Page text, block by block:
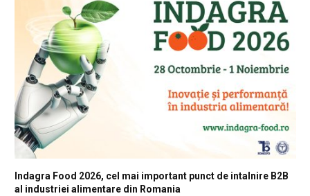
Indagra Food 2026, cel mai important punct de intalnire B2B
al industriei alimentare din Romania